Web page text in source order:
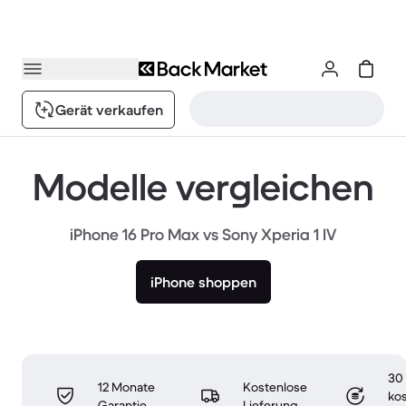
Gerät verkaufen
Modelle vergleichen
iPhone 16 Pro Max vs Sony Xperia 1 IV
iPhone shoppen
12 Monate
Kostenlose
30